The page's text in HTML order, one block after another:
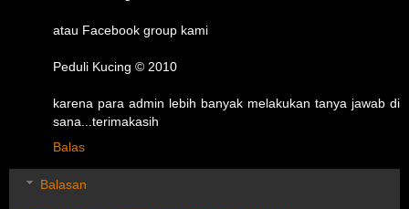
atau Facebook group kami
Peduli Kucing © 2010
karena para admin lebih banyak melakukan tanya jawab di
sana...terimakasih
Balas
Balasan